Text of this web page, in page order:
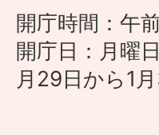
開庁時間：午
開庁日：月曜
月29日から1